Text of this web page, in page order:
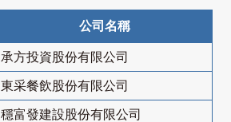
公司名稱
承方投資股份有限公司
東采餐飲股份有限公司
穩富發建設股份有限公司